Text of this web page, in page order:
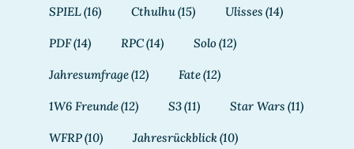
SPIEL(16) Cthulhu(15) Ulisses (14)
PDF(14) RPC(14) Solo(12)
Jahresumfrage(12) Fate(12)
1W6 Freunde(12) S3(11) Star Wars (11)
WFRP(10) Jahresrückblick(10)